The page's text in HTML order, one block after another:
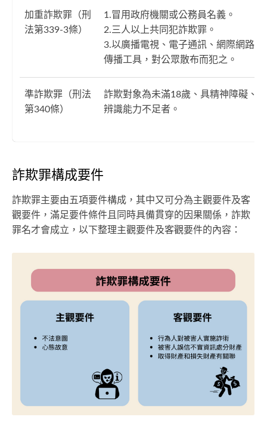
加重詐欺罪（刑
法第339-3條）
1.冒用政府機關或公務員名義。
2.三人以上共同犯詐欺罪。
3.以廣播電視、電子通訊、網際網路或
傳播工具，對公眾散布而犯之。
準詐欺罪（刑法
第340條）
詐欺對象為未滿18歲、具精神障礙、
辨識能力不足者。
詐欺罪構成要件
詐欺罪主要由五項要件構成，其中又可分為主觀要件及客
觀要件，滿足要件條件且同時具備貫穿的因果關係，詐欺
罪名才會成立，以下整理主觀要件及客觀要件的內容：